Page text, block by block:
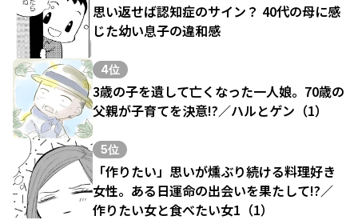
思い返せば認知症のサイン？ 40代の母に感
じた幼い息子の違和感
4位
3歳の子を遺して亡くなった一人娘。70歳の
父親が子育てを決意!?／ハルとゲン（1）
5位
「作りたい」思いが燻ぶり続ける料理好き
女性。ある日運命の出会いを果たして!?／
作りたい女と食べたい女1（1）